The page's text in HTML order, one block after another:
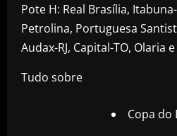
Pote H: Real Brasília,
Petrolina, Portuguesa
Audax-RJ, Capital-TO, Olaria
Tudo sobre
Copa do